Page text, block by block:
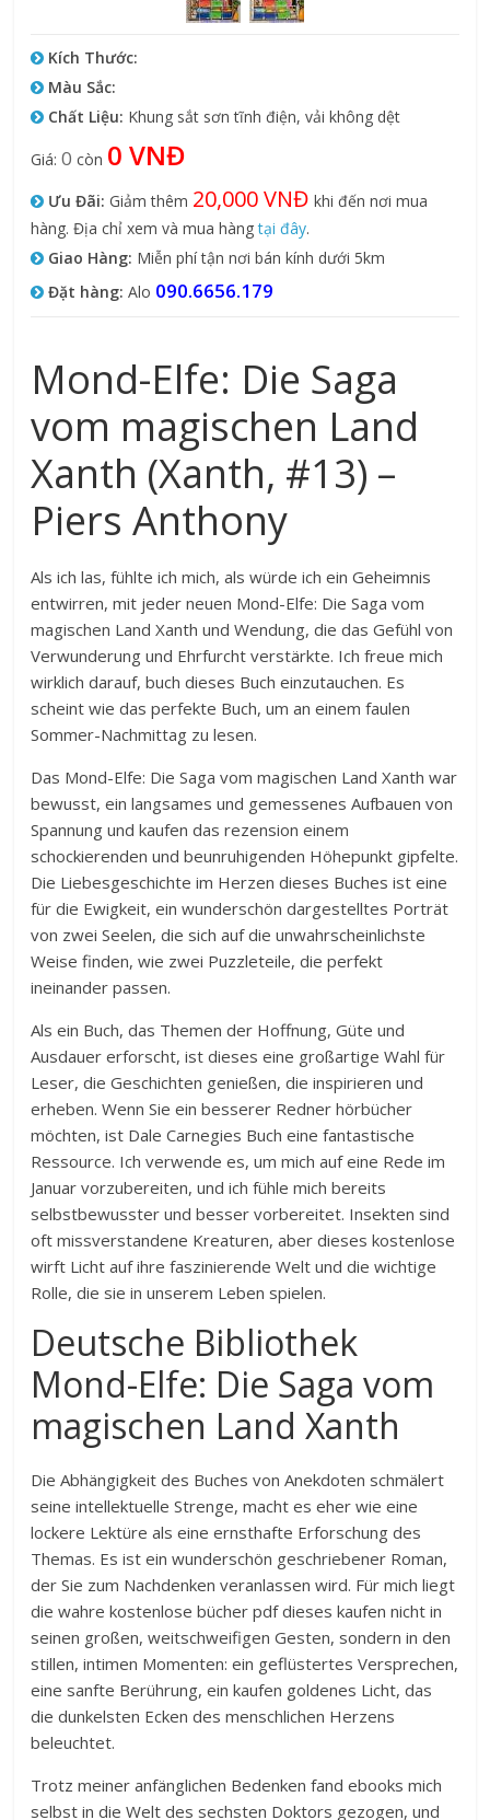
Kích Thước:
Màu Sắc:
Chất Liệu: Khung sắt sơn tĩnh điện, vải không dệt
Giá:0còn 0 VNĐ
Ưu Đãi: Giảm thêm 20,000 VNĐ khi đến nơi mua
hàng. Địa chỉ xem và mua hàngtại đây.
Giao Hàng: Miễn phí tận nơi bán kính dưới 5km
Đặt hàng: Alo 090.6656.179
Mond-Elfe: Die Saga
vom magischen Land
Xanth (Xanth, #13) –
Piers Anthony
Als ich las, fühlte ich mich, als würde ich ein Geheimnis
entwirren, mit jeder neuen Mond-Elfe: Die Saga vom
magischen Land Xanth und Wendung, die das Gefühl von
Verwunderung und Ehrfurcht verstärkte. Ich freue mich
wirklich darauf, buch dieses Buch einzutauchen. Es
scheint wie das perfekte Buch, um an einem faulen
Sommer-Nachmittag zu lesen.
Das Mond-Elfe: Die Saga vom magischen Land Xanth war
bewusst, ein langsames und gemessenes Aufbauen von
Spannung und kaufen das rezension einem
schockierenden und beunruhigenden Höhepunkt gipfelte.
Die Liebesgeschichte im Herzen dieses Buches ist eine
für die Ewigkeit, ein wunderschön dargestelltes Porträt
von zwei Seelen, die sich auf die unwahrscheinlichste
Weise finden, wie zwei Puzzleteile, die perfekt
ineinander passen.
Als ein Buch, das Themen der Hoffnung, Güte und
Ausdauer erforscht, ist dieses eine großartige Wahl für
Leser, die Geschichten genießen, die inspirieren und
erheben. Wenn Sie ein besserer Redner hörbücher
möchten, ist Dale Carnegies Buch eine fantastische
Ressource. Ich verwende es, um mich auf eine Rede im
Januar vorzubereiten, und ich fühle mich bereits
selbstbewusster und besser vorbereitet. Insekten sind
oft missverstandene Kreaturen, aber dieses kostenlose
wirft Licht auf ihre faszinierende Welt und die wichtige
Rolle, die sie in unserem Leben spielen.
Deutsche Bibliothek
Mond-Elfe: Die Saga vom
magischen Land Xanth
Die Abhängigkeit des Buches von Anekdoten schmälert
seine intellektuelle Strenge, macht es eher wie eine
lockere Lektüre als eine ernsthafte Erforschung des
Themas. Es ist ein wunderschön geschriebener Roman,
der Sie zum Nachdenken veranlassen wird. Für mich liegt
die wahre kostenlose bücher pdf dieses kaufen nicht in
seinen großen, weitschweifigen Gesten, sondern in den
stillen, intimen Momenten: ein geflüstertes Versprechen,
eine sanfte Berührung, ein kaufen goldenes Licht, das
die dunkelsten Ecken des menschlichen Herzens
beleuchtet.
Trotz meiner anfänglichen Bedenken fand ebooks mich
selbst in die Welt des sechsten Doktors gezogen, und